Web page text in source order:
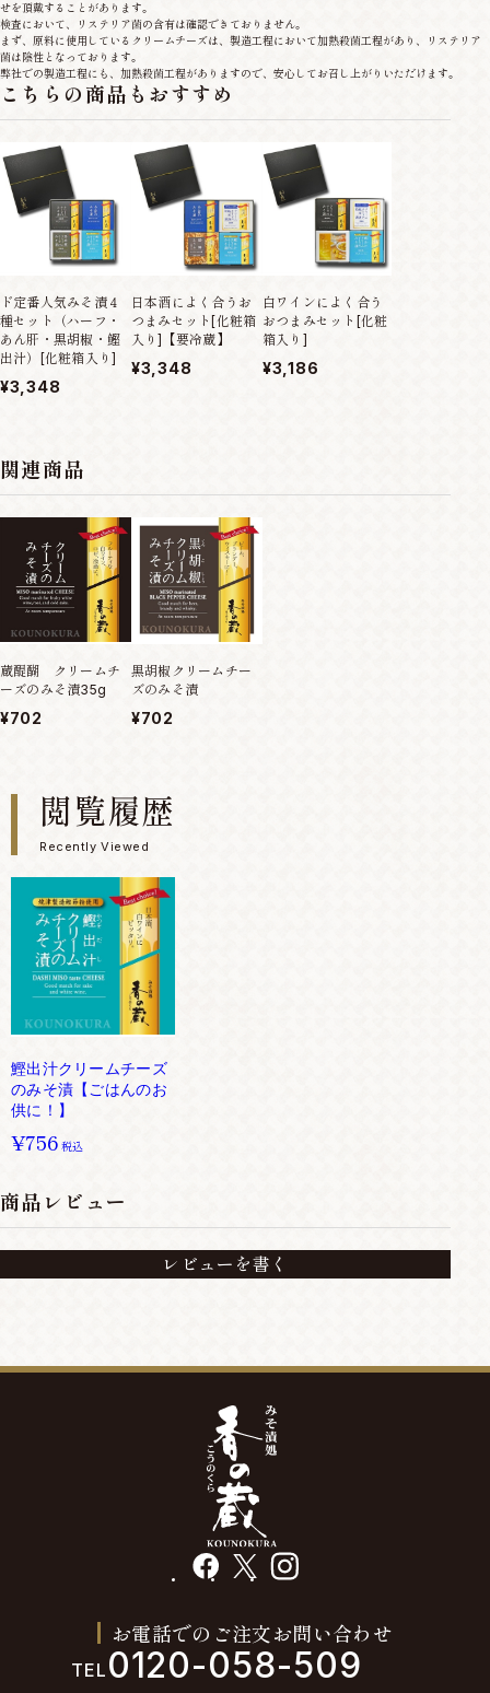
せを頂戴することがあります。
検査において、リステリア菌の含有は確認できておりません。
まず、原料に使用しているクリームチーズは、製造工程において加熱殺菌工程があり、リステリア
菌は陰性となっております。
弊社での製造工程にも、加熱殺菌工程がありますので、安心してお召し上がりいただけます。
こちらの商品もおすすめ
ド定番人気みそ漬４
種セット（ハーフ・
あん肝・黒胡椒・鰹
出汁）[化粧箱入り]
¥3,348
日本酒によく合うお
つまみセット[化粧箱
入り]【要冷蔵】
¥3,348
白ワインによく合う
おつまみセット[化粧
箱入り]
¥3,186
関連商品
蔵醍醐 クリームチ
ーズのみそ漬35g
¥702
黒胡椒クリームチー
ズのみそ漬
¥702
閲覧履歴
Recently Viewed
鰹出汁クリームチーズ
のみそ漬【ごはんのお
供に！】
¥756 税込
商品レビュー
レビューを書く
facebook instagram
お電話でのご注文お問い合わせ
TEL 0120-058-509